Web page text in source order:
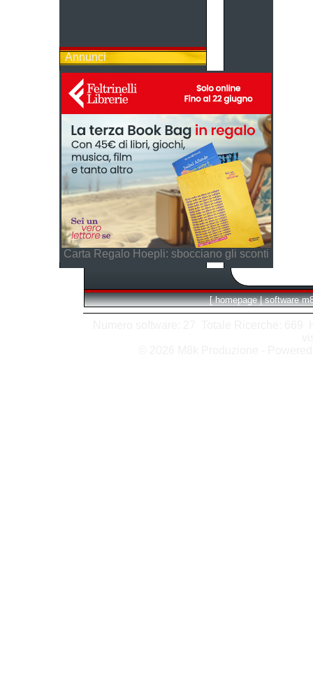
Annunci
Carta Regalo Hoepli: sbocciano gli sconti
[ homepage | software